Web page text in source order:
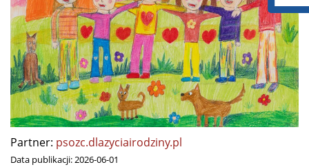
Partner: psozc.dlazyciairodziny.pl
Data publikacji:2026-06-01